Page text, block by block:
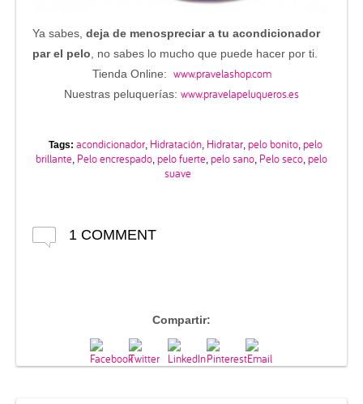
Ya sabes, deja de menospreciar a tu acondicionador
par el pelo, no sabes lo mucho que puede hacer por ti.
Tienda Online: www.pravelashop.com
Nuestras peluquerías: www.pravelapeluqueros.es
Tags: acondicionador, Hidratación, Hidratar, pelo bonito, pelo
brillante, Pelo encrespado, pelo fuerte, pelo sano, Pelo seco, pelo
suave
1 COMMENT
Compartir: